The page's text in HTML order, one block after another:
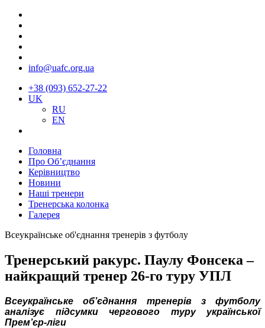
info@uafc.org.ua
+38 (093) 652-27-22
UK
RU
EN
Головна
Про Об’єднання
Керівництво
Новини
Наші тренери
Тренерська колонка
Галерея
Всеукраїнське об'єднання тренерів з футболу
Тренерський ракурс. Паулу Фонсека –
найкращий тренер 26-го туру УПЛ
Всеукраїнське об’єднання тренерів з футболу
аналізує підсумки чергового туру української
Прем’єр-ліги